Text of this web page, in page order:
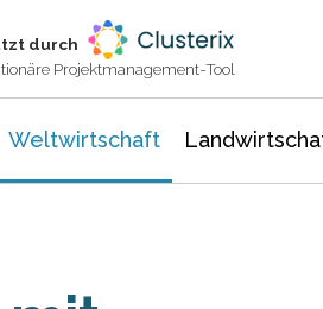
durch
Projektmanagement-Tool
Weltwirtschaft